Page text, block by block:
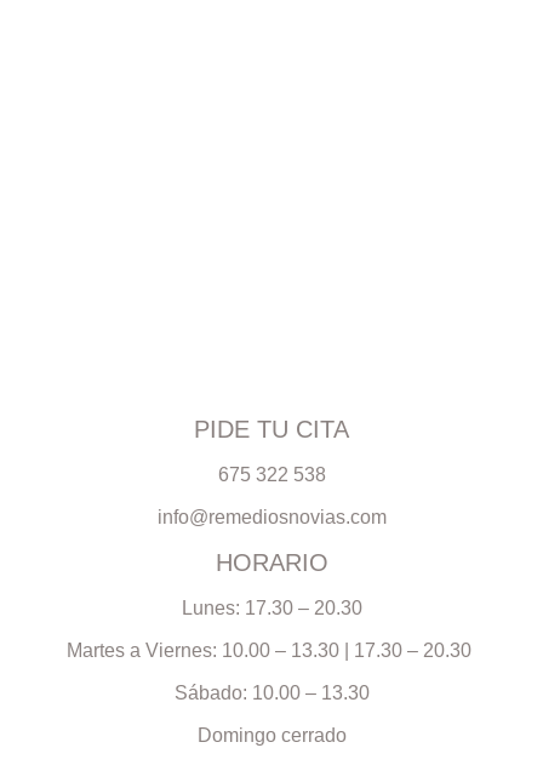
PIDE TU CITA
675 322 538
info@remediosnovias.com
HORARIO
Lunes: 17.30 – 20.30
Martes a Viernes: 10.00 – 13.30 | 17.30 – 20.30
Sábado: 10.00 – 13.30
Domingo cerrado